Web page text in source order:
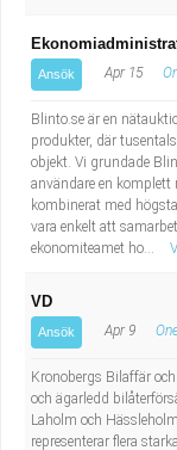
Ansök Apr 15
Blinto.se är en
produkter, där
objekt. Vi grundade
användare en
kombinerat med
vara enkelt att
ekonomiteamet ho...
VD
Ansök Apr 9
Kronobergs Bilaffär
och ägarledd
Laholm och
representerar flera